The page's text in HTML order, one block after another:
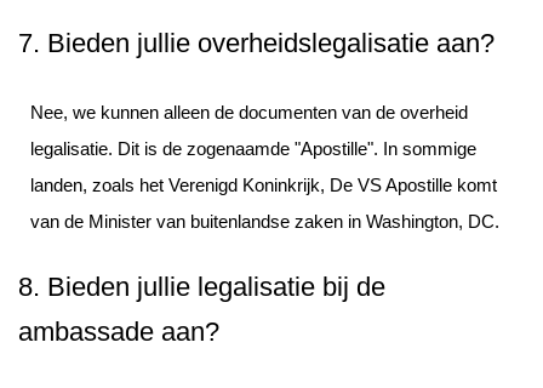
7. Bieden jullie overheidslegalisatie aan?
Nee, we kunnen alleen de documenten van de overheid
legalisatie. Dit is de zogenaamde "Apostille". In sommige
landen, zoals het Verenigd Koninkrijk, De VS Apostille komt
van de Minister van buitenlandse zaken in Washington, DC.
8. Bieden jullie legalisatie bij de
ambassade aan?